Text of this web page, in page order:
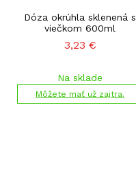
Dóza okrúhla sklenená s
viečkom 600ml
3,23 €
Na sklade
Môžete mať už zajtra.